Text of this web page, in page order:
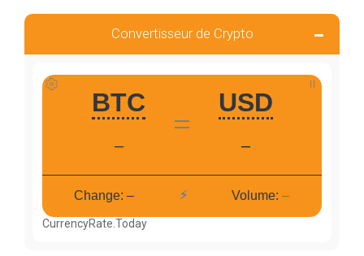
Convertisseur de Crypto
CurrencyRate.Today